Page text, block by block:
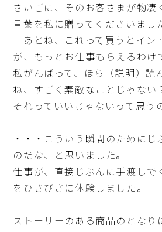
さいごに、そのお客さまが物凄
言葉を私に贈ってくださいまし
「あとね、これって買うとイン
が、もっとお仕事もらえるわけ
私がんばって、ほら（説明）読
ね、すごく素敵なことじゃない
それっていいじゃないって思う
・・・こういう瞬間のためにじ
のだな、と思いました。
仕事が、直接じぶんに手渡しで
をひさびさに体験しました。
ストーリーのある商品のとなり